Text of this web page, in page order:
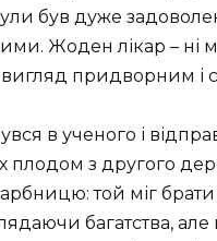
був дуже
Жоден лікар – ні
придворним і
в ученого і
плодом з другого
той міг
багатства, але